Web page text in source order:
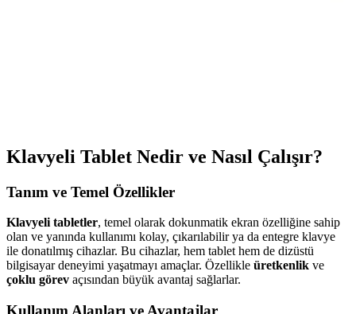
Klavyeli Tablet Nedir ve Nasıl Çalışır?
Tanım ve Temel Özellikler
Klavyeli tabletler, temel olarak dokunmatik ekran özelliğine sahip
olan ve yanında kullanımı kolay, çıkarılabilir ya da entegre klavye
ile donatılmış cihazlar. Bu cihazlar, hem tablet hem de dizüstü
bilgisayar deneyimi yaşatmayı amaçlar. Özellikle üretkenlik ve
çoklu görev açısından büyük avantaj sağlarlar.
Kullanım Alanları ve Avantajlar